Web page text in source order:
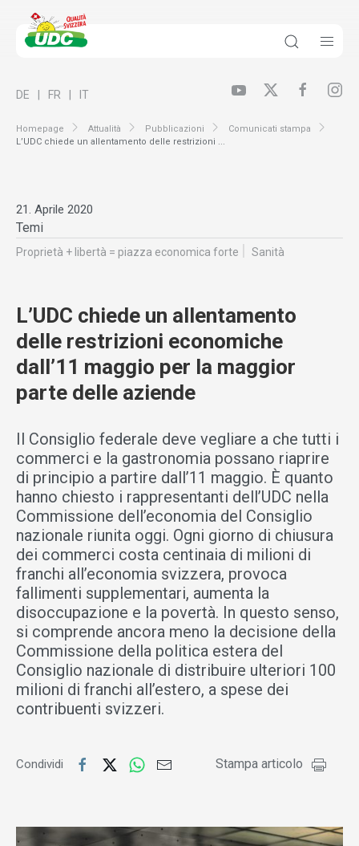
Homepage Attualità Pubblicazioni
Comunicati stampa
L’UDC chiede un allentamento delle restrizioni ...
DE FR IT
21. Aprile 2020
Temi
Proprietà + libertà = piazza economica forte Sanità
L’UDC chiede un allentamento
delle restrizioni economiche
dall’11 maggio per la maggior
parte delle aziende
Il Consiglio federale deve vegliare a che tutti i
commerci e la gastronomia possano riaprire
di principio a partire dall’11 maggio. È quanto
hanno chiesto i rappresentanti dell’UDC nella
Commissione dell’economia del Consiglio
nazionale riunita oggi. Ogni giorno di chiusura
dei commerci costa centinaia di milioni di
franchi all’economia svizzera, provoca
fallimenti supplementari, aumenta la
disoccupazione e la povertà. In questo senso,
si comprende ancora meno la decisione della
Commissione della politica estera del
Consiglio nazionale di distribuire ulteriori 100
milioni di franchi all’estero, a spese dei
contribuenti svizzeri.
Condividi Stampa articolo